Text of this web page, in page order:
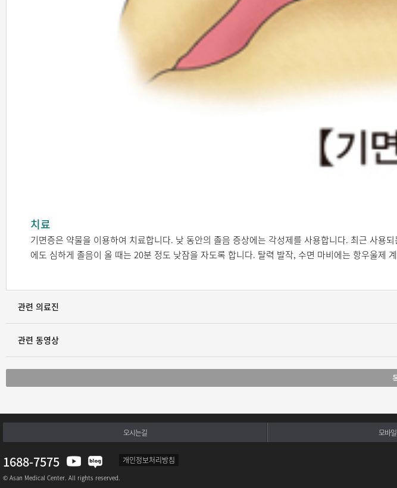
치료
기면증은 약물을 이용하여 치료합니다. 낮 동안의 졸음 증상에는 각성제를 사용합니다. 최근 사
에도 심하게 졸음이 올 때는 20분 정도 낮잠을 자도록 합니다. 탈력 발작, 수면 마비에는 항우울제
관련 의료진
관련 동영상
오시는길 모바
1688-7575 개인정보처리방침
© Asan Medical Center. All rights reserved.